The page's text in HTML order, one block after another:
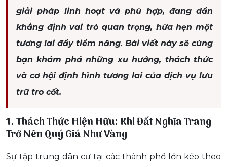
giải pháp linh hoạt và phù hợp, đang dần
khẳng định vai trò quan trọng, hứa hẹn một
tương lai đầy tiềm năng. Bài viết này sẽ cùng
bạn khám phá những xu hướng, thách thức
và cơ hội định hình tương lai của dịch vụ lưu
trữ tro cốt.
1. Thách Thức Hiện Hữu: Khi Đất Nghĩa Trang
Trở Nên Quý Giá Như Vàng
Sự tập trung dân cư tại các thành phố lớn kéo theo